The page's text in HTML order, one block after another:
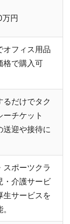
円
オフィス用品
格で購入可
るだけでタク
ーチケット
送迎や接待に
スポーツクラ
・介護サービ
生サービスを